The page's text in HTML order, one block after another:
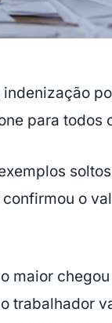
para todos
o
maior chegou
trabalhador